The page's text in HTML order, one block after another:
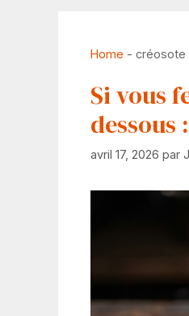
Home - créosote
Si vous
dessous
avril 17, 2026 par